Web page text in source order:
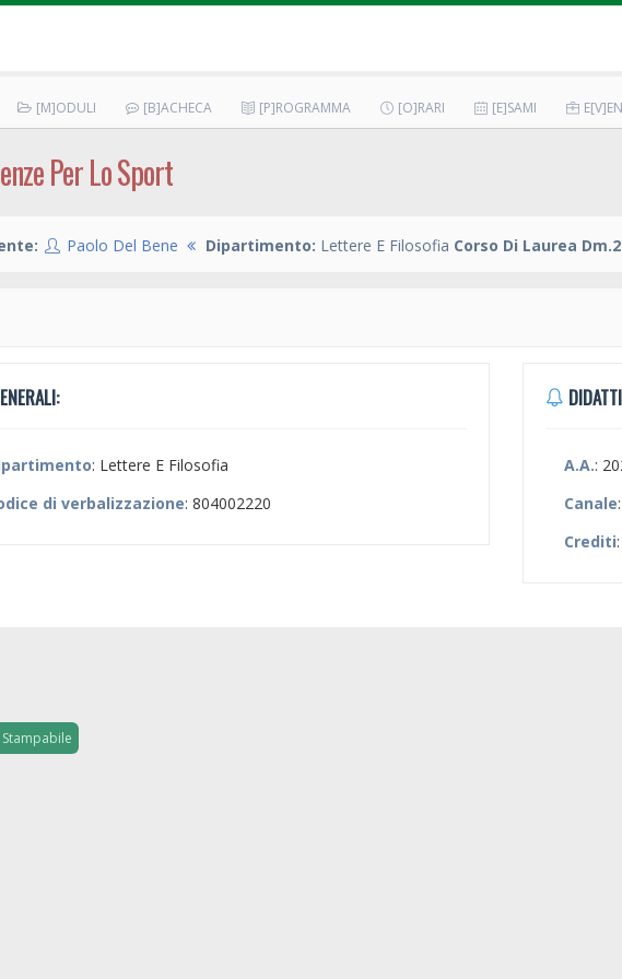
[M]ODULI [B]ACHECA [P]ROGRAMMA [O]RARI [E]SAMI
Per Lo Sport
Paolo Del Bene Dipartimento: Lettere E Filosofia Corso Di Laurea
: Lettere E Filosofia
di verbalizzazione: 804002220
A.A.:
Canale
Crediti